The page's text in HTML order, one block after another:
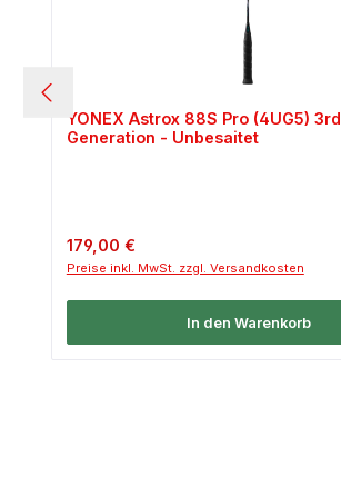
YONEX Astrox 88S Pro (4UG5) 3rd
Generation - Unbesaitet
Regulärer Preis:
179,00 €
Preise inkl. MwSt. zzgl. Versandkosten
In den Warenkorb